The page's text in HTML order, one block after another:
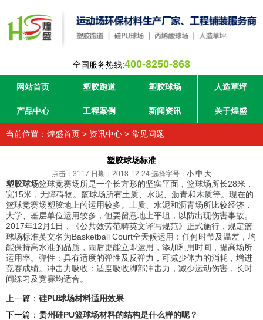
全国服务热线:400-8250-868
网站首页 塑胶跑道 塑胶球场 人造草坪
产品中心 工程案例 新闻资讯 关于煌盛
当前位置： 煌盛首页 > 资讯中心 > 常见问题
塑胶球场标准
点击：3117 日期：2018-12-24 选择字号： 小 中 大
塑胶球场篮球竞赛场所是一个长方形的坚实平面，篮球场所长28米，
宽15米，无障碍物。篮球场所有土质、水泥、沥青和木质等。现在的
篮球竞赛场塑胶地上的运用较多。土质、水泥和沥青场所比较经济，
大学、基层单位运用较多，但要留意地上平坦，以防出现伤害事故。
2017年12月1日，《公共效劳范畴英文译写规范》正式施行，规定篮
球场标准英文名为Basketball Court全天候运用：任何时节及温差，均
能保持高水准的品质，雨后更能立即运用，添加利用时间，提高场所
运用率。弹性：具有适度的弹性及反弹力，可减少体力的消耗，增进
竞赛成绩。冲击力吸收：适度吸收脚部冲击力，减少运动伤害，长时
间练习及竞赛均适合。
上一篇： 硅PU球场材料适用效果
下一篇： 贵州硅PU篮球场材料的结构是什么样的呢？